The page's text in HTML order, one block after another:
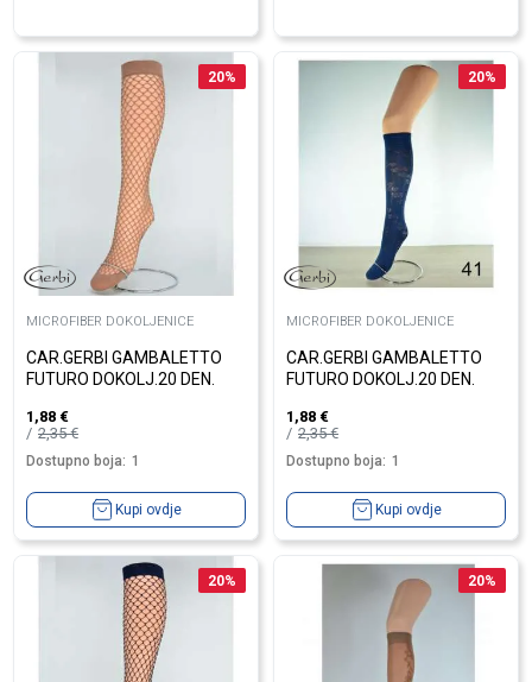
20%
MICROFIBER DOKOLJENICE
CAR.GERBI GAMBALETTO
FUTURO DOKOLJ.20 DEN.
1,88 €
2,35€
Dostupno boja: 1
Kupi ovdje
20%
MICROFIBER DOKOLJENICE
CAR.GERBI GAMBALETTO
FUTURO DOKOLJ.20 DEN.
1,88 €
2,35€
Dostupno boja: 1
Kupi ovdje
20% 20%